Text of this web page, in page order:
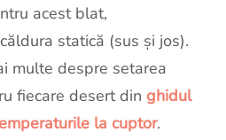
acest blat,
statică (sus și jos).
multe despre setarea
fiecare desert din ghidul
la cuptor.